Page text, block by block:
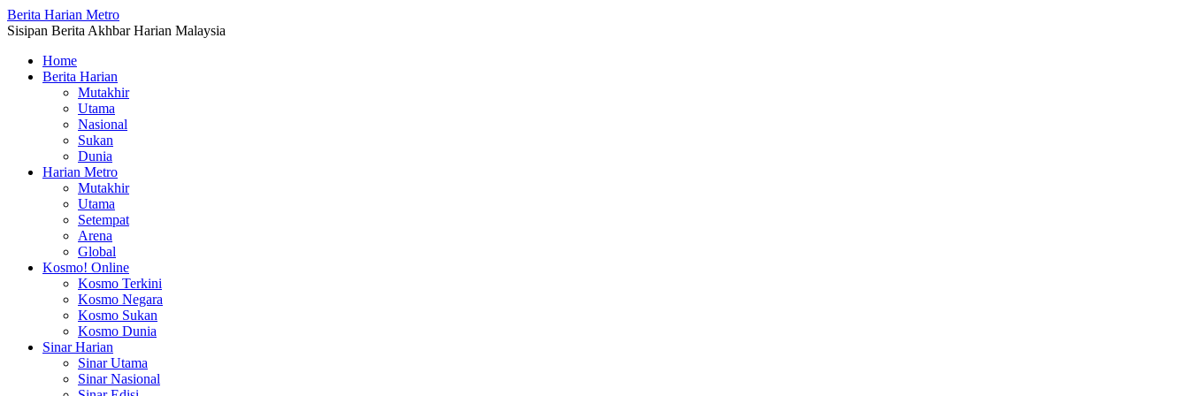
Berita Harian Metro
Sisipan Berita Akhbar Harian Malaysia
Home
Berita Harian
Mutakhir
Utama
Nasional
Sukan
Dunia
Harian Metro
Mutakhir
Utama
Setempat
Arena
Global
Kosmo! Online
Kosmo Terkini
Kosmo Negara
Kosmo Sukan
Kosmo Dunia
Sinar Harian
Sinar Utama
Sinar Nasional